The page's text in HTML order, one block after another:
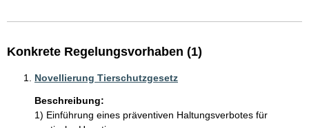
Konkrete Regelungsvorhaben (1)
Novellierung Tierschutzgesetz
Beschreibung:
1) Einführung eines präventiven Haltungsverbotes für